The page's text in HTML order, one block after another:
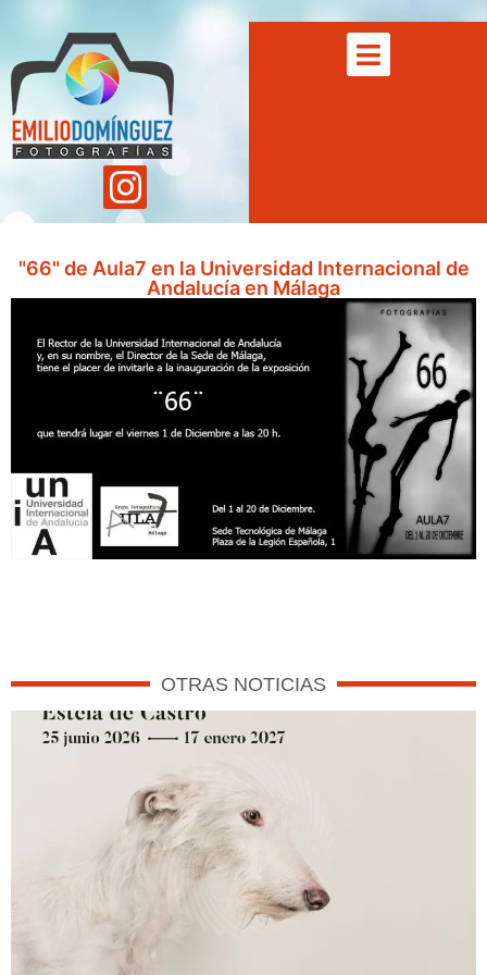
"66" de Aula7 en la Universidad Internacional de
Andalucía en Málaga
OTRAS NOTICIAS